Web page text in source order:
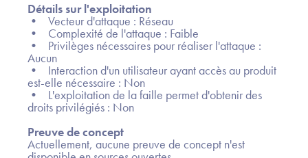
Détails sur l'exploitation
• Vecteur d'attaque : Réseau
• Complexité de l'attaque : Faible
• Privilèges nécessaires pour réaliser l'attaque :
Aucun
• Interaction d'un utilisateur ayant accès au produit
est-elle nécessaire : Non
• L'exploitation de la faille permet d'obtenir des
droits privilégiés : Non
Preuve de concept
Actuellement, aucune preuve de concept n'est